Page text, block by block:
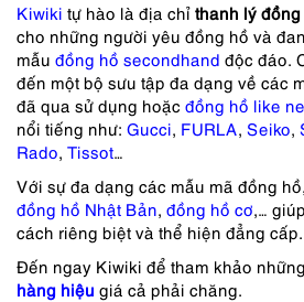
Kiwiki tự hào là địa chỉ thanh lý
cho những người yêu đồng hồ và
mẫu đồng hồ secondhand độc đáo.
đến một bộ sưu tập đa dạng về các
đã qua sử dụng hoặc đồng hồ like
nổi tiếng như: Gucci, FURLA, Seiko,
Rado, Tissot…
Với sự đa dạng các mẫu mã đồng
đồng hồ Nhật Bản, đồng hồ cơ,…
cách riêng biệt và thể hiện đẳng cấp.
Đến ngay Kiwiki để tham khảo
hàng hiệu giá cả phải chăng.